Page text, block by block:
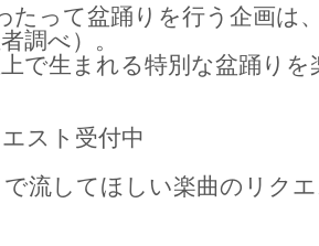
たって盆踊りを行う企画は
調べ）。
で生まれる特別な盆踊り
スト受付中
流してほしい楽曲のリク